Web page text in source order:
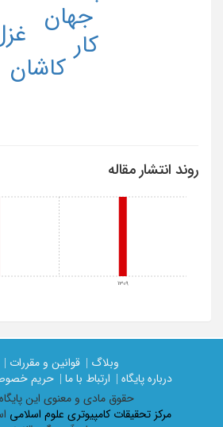
جهان
کار
کاشان
روند انتشار مقاله
1309
وبلاگ | قوانین و مقررات |
درباره پایگاه |
ارتباط با ما | حریم
حقوق مادی و معنوی اين
مرکز تحقیقات کامپیوتری علوم اسلامی